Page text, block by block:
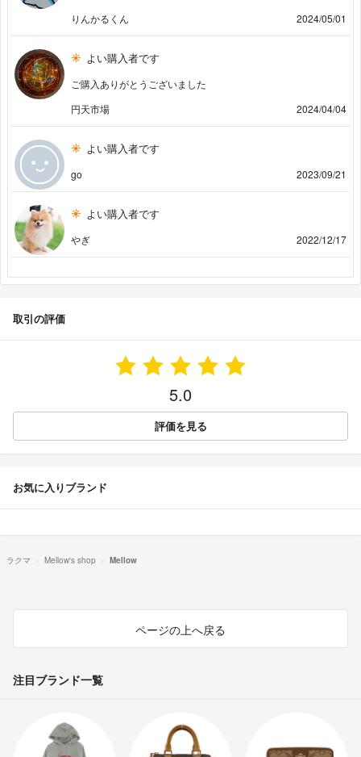
りんかるくん 2024/05/01
よい購入者です
ご購入ありがとうございました
円天市場
2024/04/04
よい購入者です
go 2023/09/21
よい購入者です
やぎ 2022/12/17
取引の評価
5.0
評価を見る
お気に入りブランド
ラクマ Mellow's shop Mellow
ページの上へ戻る
注目ブランド一覧